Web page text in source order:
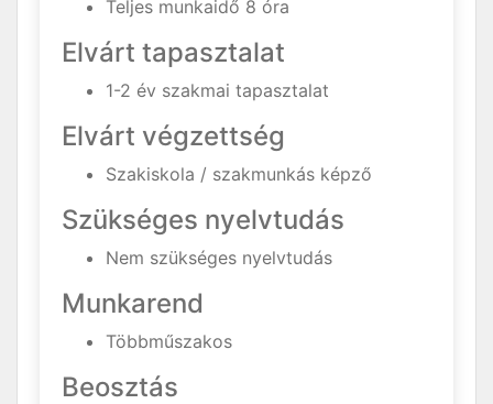
Teljes munkaidő 8 óra
Elvárt tapasztalat
1-2 év szakmai tapasztalat
Elvárt végzettség
Szakiskola / szakmunkás képző
Szükséges nyelvtudás
Nem szükséges nyelvtudás
Munkarend
Többműszakos
Beosztás